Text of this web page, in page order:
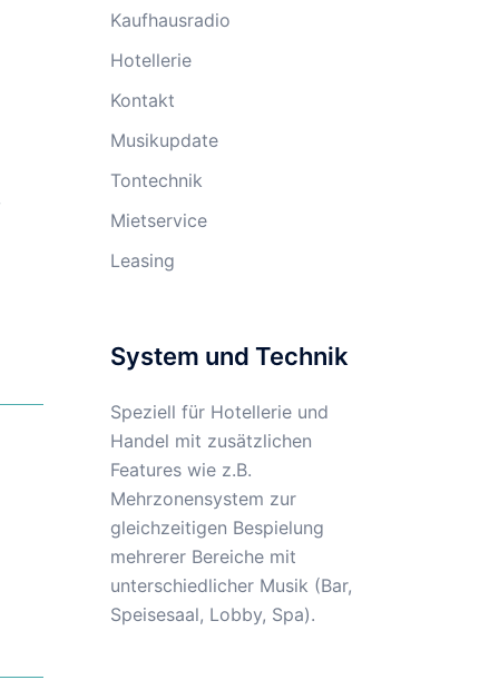
Kaufhausradio
Hotellerie
Kontakt
Musikupdate
Tontechnik
Mietservice
Leasing
System und Technik
Speziell für Hotellerie und
Handel mit zusätzlichen
Features wie z.B.
Mehrzonensystem zur
gleichzeitigen Bespielung
mehrerer Bereiche mit
unterschiedlicher Musik (Bar,
Speisesaal, Lobby, Spa).